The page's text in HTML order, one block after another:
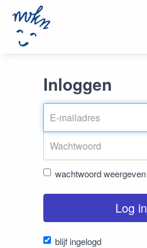
Inloggen
wachtwoord weergeven
Log in
blijf ingelogd